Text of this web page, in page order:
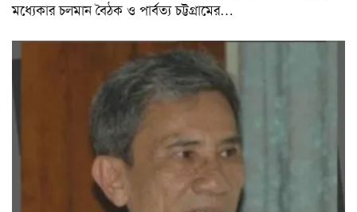
মধ্যেকার চলমান বৈঠক ও পার্বত্য চট্টগ্রামের…